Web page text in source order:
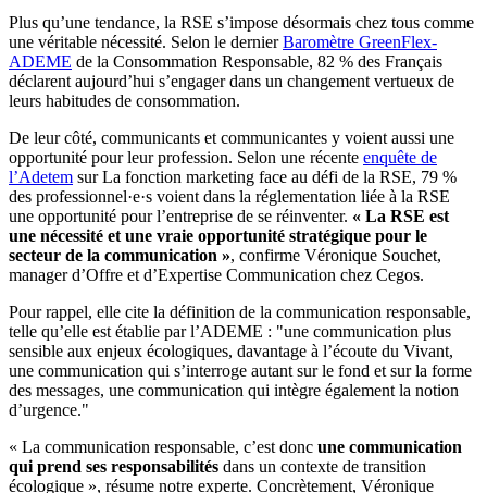
Plus qu’une tendance, la RSE s’impose désormais chez tous comme
une véritable nécessité. Selon le dernierBaromètre GreenFlex-
ADEME de la Consommation Responsable, 82 % des Français
déclarent aujourd’hui s’engager dans un changement vertueux de
leurs habitudes de consommation.
De leur côté, communicants et communicantes y voient aussi une
opportunité pour leur profession. Selon une récente enquête de
l’Adetem sur La fonction marketing face au défi de la RSE, 79 %
des professionnel·e·s voient dans la réglementation liée à la RSE
une opportunité pour l’entreprise de se réinventer. « La RSE est
une nécessité et une vraie opportunité stratégique pour le
secteur de la communication », confirme Véronique Souchet,
manager d’Offre et d’Expertise Communication chez Cegos.
Pour rappel, elle cite la définition de la communication responsable,
telle qu’elle est établie par l’ADEME : "une communication plus
sensible aux enjeux écologiques, davantage à l’écoute du Vivant,
une communication qui s’interroge autant sur le fond et sur la forme
des messages, une communication qui intègre également la notion
d’urgence."
« La communication responsable, c’est donc une communication
qui prend ses responsabilités dans un contexte de transition
écologique », résume notre experte. Concrètement, Véronique